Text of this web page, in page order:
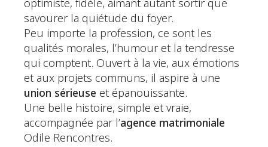
optimiste, fidèle, aimant autant sortir que
savourer la quiétude du foyer.
Peu importe la profession, ce sont les
qualités morales, l’humour et la tendresse
qui comptent. Ouvert à la vie, aux émotions
et aux projets communs, il aspire à une
union sérieuse et épanouissante.
Une belle histoire, simple et vraie,
accompagnée par l’agence matrimoniale
Odile Rencontres.